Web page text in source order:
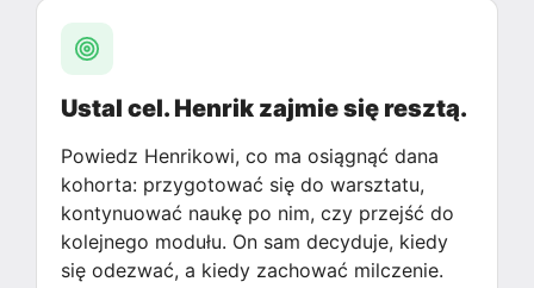
Ustal cel. Henrik zajmie się resztą.
Powiedz Henrikowi, co ma osiągnąć dana
kohorta: przygotować się do warsztatu,
kontynuować naukę po nim, czy przejść do
kolejnego modułu. On sam decyduje, kiedy
się odezwać, a kiedy zachować milczenie.